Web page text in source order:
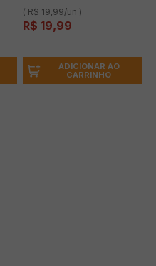
( R$ 19,99/un )
R$ 19,99
ADICIONAR AO
CARRINHO